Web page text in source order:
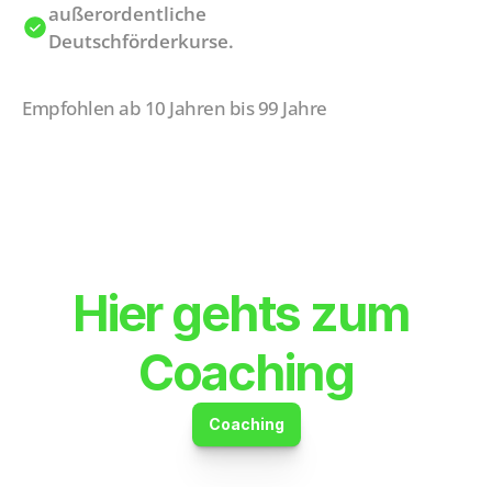
außerordentliche
Deutschförderkurse.
Empfohlen ab 10 Jahren bis 99 Jahre
Hier gehts zum
Coaching
Coaching